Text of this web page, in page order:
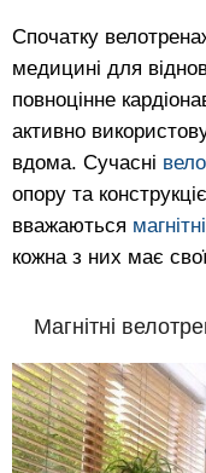
Спочатку
медицині для
повноцінне
активно
вдома. Сучасні
опору та
вважаються магнітні
кожна з них має
Магнітні